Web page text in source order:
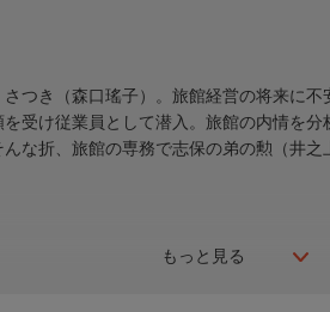
もっと見る
つき（森口瑤子）。旅館経営の将来に
受け従業員として潜入。旅館の内情を
な折、旅館の専務で志保の弟の勲（井